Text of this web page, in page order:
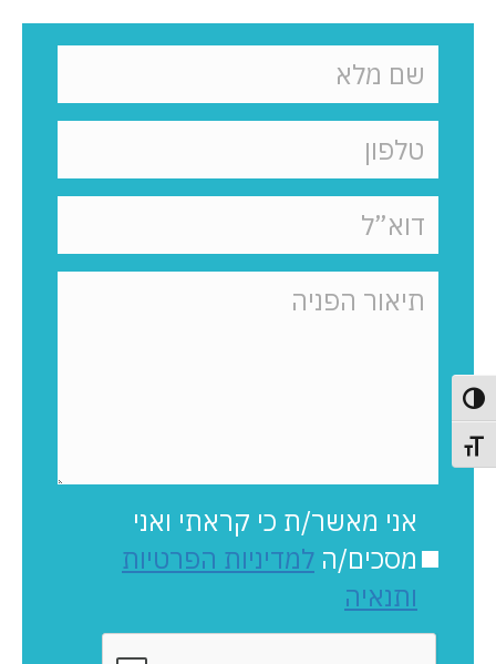
הפעל/כבה ניגודיות גבוהה
מתג גודל גופן
אני מאשר/ת כי קראתי ואני
מסכים/ה למדיניות הפרטיות
ותנאיה